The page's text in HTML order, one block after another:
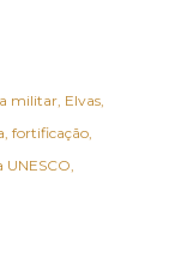
militar Elvas
fortificação